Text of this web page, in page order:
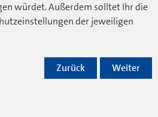
würdet. Außerdem solltet Ihr die
der jeweiligen
Weiter
Zurück